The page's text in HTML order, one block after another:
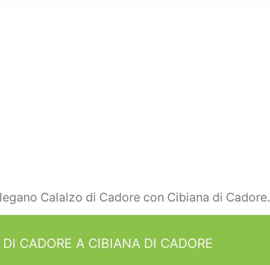
Calalzo di Cadore con Cibiana di Cadore.
CADORE A CIBIANA DI CADORE